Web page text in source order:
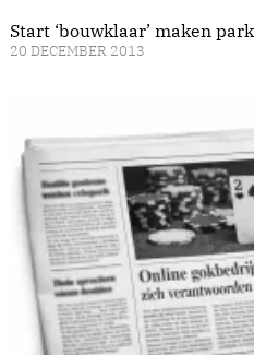
Start ‘bouwklaar’ maken
20 DECEMBER 2013